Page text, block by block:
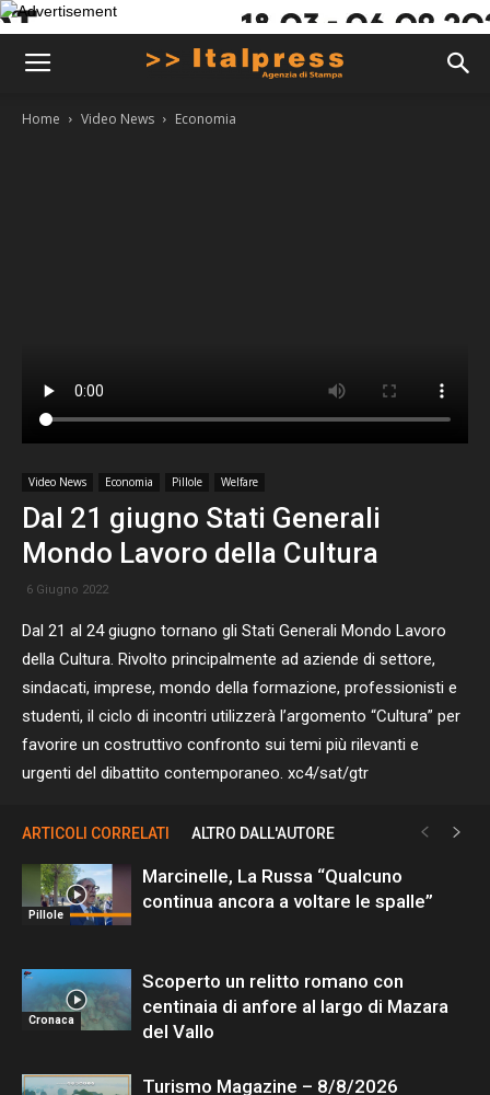
Home Video News Economia
Video News Economia Pillole Welfare
Dal 21 giugno Stati Generali
Mondo Lavoro della Cultura
6 Giugno 2022
Dal 21 al 24 giugno tornano gli Stati Generali Mondo Lavoro
della Cultura. Rivolto principalmente ad aziende di settore,
sindacati, imprese, mondo della formazione, professionisti e
studenti, il ciclo di incontri utilizzerà l’argomento “Cultura” per
favorire un costruttivo confronto sui temi più rilevanti e
urgenti del dibattito contemporaneo. xc4/sat/gtr
ARTICOLI CORRELATI ALTRO DALL'AUTORE
Pillole
Marcinelle, La Russa “Qualcuno
continua ancora a voltare le spalle”
Cronaca
Scoperto un relitto romano con
centinaia di anfore al largo di Mazara
del Vallo
Turismo Magazine – 8/8/2026